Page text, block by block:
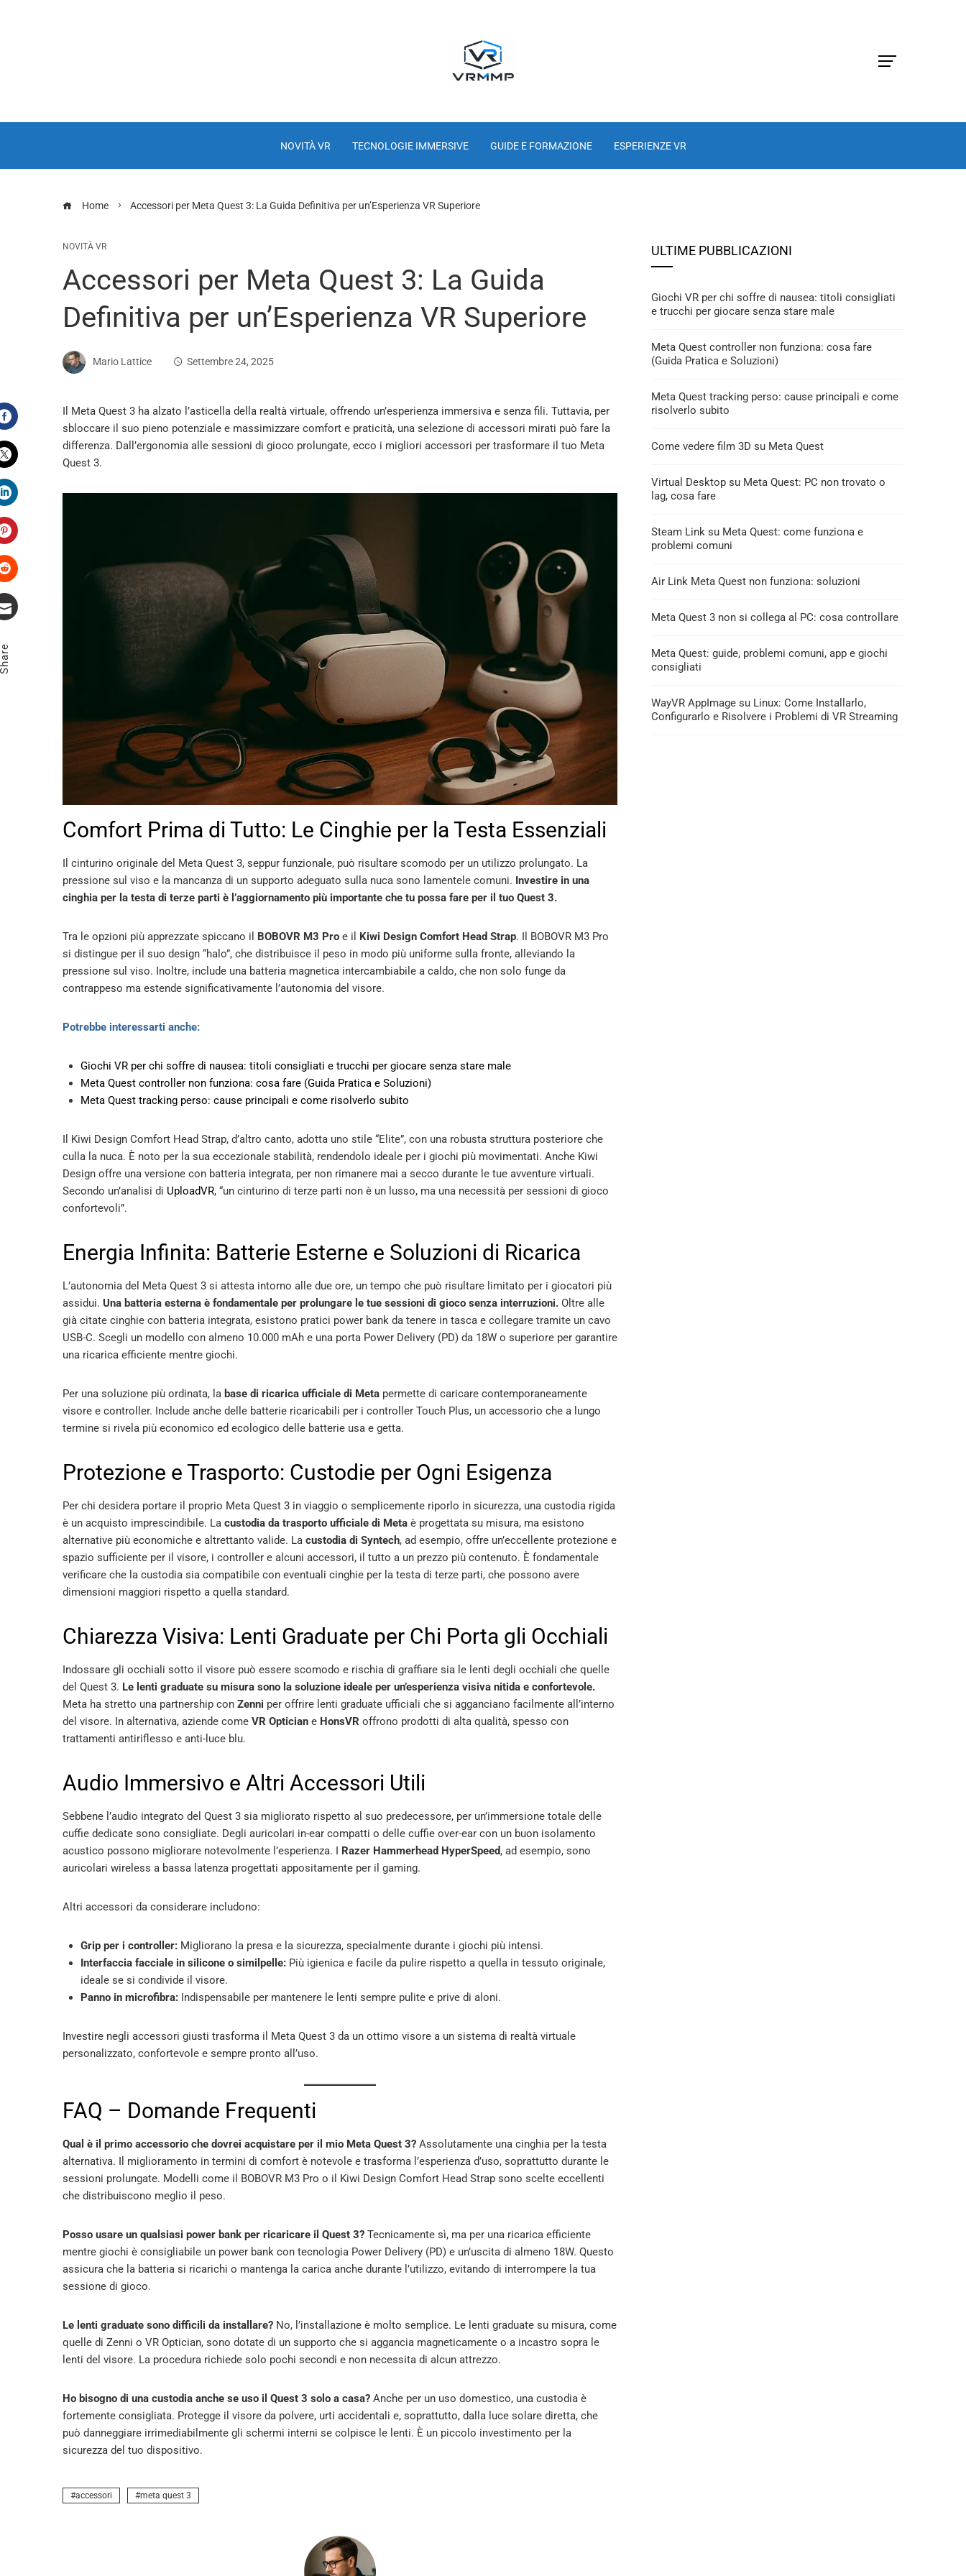
NOVITÀ VR TECNOLOGIE IMMERSIVE GUIDE E FORMAZIONE ESPERIENZE VR
Home Accessori per Meta Quest 3: La Guida Definitiva per un’Esperienza VR Superiore
NOVITÀ VR
Accessori per Meta Quest 3: La Guida
Definitiva per un’Esperienza VR Superiore
Mario Lattice Settembre 24, 2025
Facebook
Twitter
LinkedIn
Pinterest
Stumbleupon
Il Meta Quest 3 ha alzato l’asticella della realtà virtuale, offrendo un’esperienza immersiva e senza fili. Tuttavia, per
sbloccare il suo pieno potenziale e massimizzare comfort e praticità, una selezione di accessori mirati può fare la
differenza. Dall’ergonomia alle sessioni di gioco prolungate, ecco i migliori accessori per trasformare il tuo Meta
Quest 3.
Comfort Prima di Tutto: Le Cinghie per la Testa Essenziali
Il cinturino originale del Meta Quest 3, seppur funzionale, può risultare scomodo per un utilizzo prolungato. La
pressione sul viso e la mancanza di un supporto adeguato sulla nuca sono lamentele comuni. Investire in una
cinghia per la testa di terze parti è l’aggiornamento più importante che tu possa fare per il tuo Quest 3.
Tra le opzioni più apprezzate spiccano il BOBOVR M3 Pro e il Kiwi Design Comfort Head Strap. Il BOBOVR M3 Pro
si distingue per il suo design “halo”, che distribuisce il peso in modo più uniforme sulla fronte, alleviando la
pressione sul viso. Inoltre, include una batteria magnetica intercambiabile a caldo, che non solo funge da
contrappeso ma estende significativamente l’autonomia del visore.
Potrebbe interessarti anche:
Giochi VR per chi soffre di nausea: titoli consigliati e trucchi per giocare senza stare male
Meta Quest controller non funziona: cosa fare (Guida Pratica e Soluzioni)
Meta Quest tracking perso: cause principali e come risolverlo subito
Il Kiwi Design Comfort Head Strap, d’altro canto, adotta uno stile “Elite”, con una robusta struttura posteriore che
culla la nuca. È noto per la sua eccezionale stabilità, rendendolo ideale per i giochi più movimentati. Anche Kiwi
Design offre una versione con batteria integrata, per non rimanere mai a secco durante le tue avventure virtuali.
Secondo un’analisi di UploadVR, “un cinturino di terze parti non è un lusso, ma una necessità per sessioni di gioco
confortevoli”.
Energia Infinita: Batterie Esterne e Soluzioni di Ricarica
L’autonomia del Meta Quest 3 si attesta intorno alle due ore, un tempo che può risultare limitato per i giocatori più
assidui. Una batteria esterna è fondamentale per prolungare le tue sessioni di gioco senza interruzioni. Oltre alle
già citate cinghie con batteria integrata, esistono pratici power bank da tenere in tasca e collegare tramite un cavo
USB-C. Scegli un modello con almeno 10.000 mAh e una porta Power Delivery (PD) da 18W o superiore per garantire
una ricarica efficiente mentre giochi.
Per una soluzione più ordinata, la base di ricarica ufficiale di Meta permette di caricare contemporaneamente
visore e controller. Include anche delle batterie ricaricabili per i controller Touch Plus, un accessorio che a lungo
termine si rivela più economico ed ecologico delle batterie usa e getta.
Protezione e Trasporto: Custodie per Ogni Esigenza
Per chi desidera portare il proprio Meta Quest 3 in viaggio o semplicemente riporlo in sicurezza, una custodia rigida
è un acquisto imprescindibile. La custodia da trasporto ufficiale di Meta è progettata su misura, ma esistono
alternative più economiche e altrettanto valide. La custodia di Syntech, ad esempio, offre un’eccellente protezione e
spazio sufficiente per il visore, i controller e alcuni accessori, il tutto a un prezzo più contenuto. È fondamentale
verificare che la custodia sia compatibile con eventuali cinghie per la testa di terze parti, che possono avere
dimensioni maggiori rispetto a quella standard.
Chiarezza Visiva: Lenti Graduate per Chi Porta gli Occhiali
Indossare gli occhiali sotto il visore può essere scomodo e rischia di graffiare sia le lenti degli occhiali che quelle
del Quest 3. Le lenti graduate su misura sono la soluzione ideale per un’esperienza visiva nitida e confortevole.
Meta ha stretto una partnership con Zenni per offrire lenti graduate ufficiali che si agganciano facilmente all’interno
del visore. In alternativa, aziende come VR Optician e HonsVR offrono prodotti di alta qualità, spesso con
trattamenti antiriflesso e anti-luce blu.
Audio Immersivo e Altri Accessori Utili
Sebbene l’audio integrato del Quest 3 sia migliorato rispetto al suo predecessore, per un’immersione totale delle
cuffie dedicate sono consigliate. Degli auricolari in-ear compatti o delle cuffie over-ear con un buon isolamento
acustico possono migliorare notevolmente l’esperienza. I
Razer Hammerhead HyperSpeed, ad esempio, sono
auricolari wireless a bassa latenza progettati appositamente per il gaming.
Altri accessori da considerare includono:
Grip per i controller: Migliorano la presa e la sicurezza, specialmente durante i giochi più intensi.
Interfaccia facciale in silicone o similpelle: Più igienica e facile da pulire rispetto a quella in tessuto originale,
ideale se si condivide il visore.
Panno in microfibra: Indispensabile per mantenere le lenti sempre pulite e prive di aloni.
Investire negli accessori giusti trasforma il Meta Quest 3 da un ottimo visore a un sistema di realtà virtuale
personalizzato, confortevole e sempre pronto all’uso.
FAQ – Domande Frequenti
Qual è il primo accessorio che dovrei acquistare per il mio Meta Quest 3? Assolutamente una cinghia per la testa
alternativa. Il miglioramento in termini di comfort è notevole e trasforma l’esperienza d’uso, soprattutto durante le
sessioni prolungate. Modelli come il BOBOVR M3 Pro o il Kiwi Design Comfort Head Strap sono scelte eccellenti
che distribuiscono meglio il peso.
Posso usare un qualsiasi power bank per ricaricare il Quest 3? Tecnicamente sì, ma per una ricarica efficiente
mentre giochi è consigliabile un power bank con tecnologia Power Delivery (PD) e un’uscita di almeno 18W. Questo
assicura che la batteria si ricarichi o mantenga la carica anche durante l’utilizzo, evitando di interrompere la tua
sessione di gioco.
Le lenti graduate sono difficili da installare? No, l’installazione è molto semplice. Le lenti graduate su misura, come
quelle di Zenni o VR Optician, sono dotate di un supporto che si aggancia magneticamente o a incastro sopra le
lenti del visore. La procedura richiede solo pochi secondi e non necessita di alcun attrezzo.
Ho bisogno di una custodia anche se uso il Quest 3 solo a casa? Anche per un uso domestico, una custodia è
fortemente consigliata. Protegge il visore da polvere, urti accidentali e, soprattutto, dalla luce solare diretta, che
può danneggiare irrimediabilmente gli schermi interni se colpisce le lenti. È un piccolo investimento per la
sicurezza del tuo dispositivo.
accessori meta quest 3
ULTIME PUBBLICAZIONI
Giochi VR per chi soffre di nausea: titoli consigliati
e trucchi per giocare senza stare male
Meta Quest controller non funziona: cosa fare
(Guida Pratica e Soluzioni)
Meta Quest tracking perso: cause principali e come
risolverlo subito
Come vedere film 3D su Meta Quest
Virtual Desktop su Meta Quest: PC non trovato o
lag, cosa fare
Steam Link su Meta Quest: come funziona e
problemi comuni
Air Link Meta Quest non funziona: soluzioni
Meta Quest 3 non si collega al PC: cosa controllare
Meta Quest: guide, problemi comuni, app e giochi
consigliati
WayVR AppImage su Linux: Come Installarlo,
Configurarlo e Risolvere i Problemi di VR Streaming